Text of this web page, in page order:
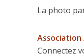
La photo
Association
Connectez